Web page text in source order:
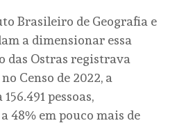
Brasileiro de Geografia e
a dimensionar essa
das Ostras registrava
Censo de 2022, a
pessoas,
48% em pouco mais de